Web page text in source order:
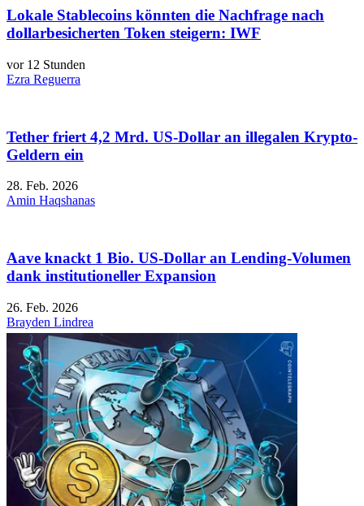
Lokale Stablecoins könnten die Nachfrage nach
dollarbesicherten Token steigern: IWF
vor 12 Stunden
Ezra Reguerra
Tether friert 4,2 Mrd. US-Dollar an illegalen Krypto-
Geldern ein
28. Feb. 2026
Amin Haqshanas
Aave knackt 1 Bio. US-Dollar an Lending-Volumen
dank institutioneller Expansion
26. Feb. 2026
Brayden Lindrea